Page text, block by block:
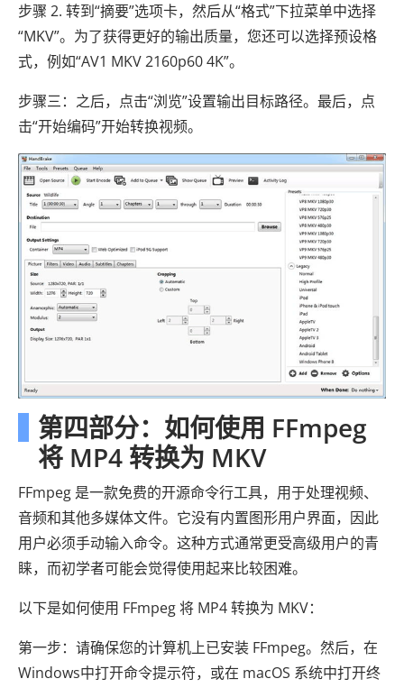
步骤 2. 转到“摘要”选项卡，然后从“格式”下拉菜单中选择
“MKV”。为了获得更好的输出质量，您还可以选择预设格
式，例如“AV1 MKV 2160p60 4K”。
步骤三：之后，点击“浏览”设置输出目标路径。最后，点
击“开始编码”开始转换视频。
第四部分：如何使用 FFmpeg
将 MP4 转换为 MKV
FFmpeg 是一款免费的开源命令行工具，用于处理视频、
音频和其他多媒体文件。它没有内置图形用户界面，因此
用户必须手动输入命令。这种方式通常更受高级用户的青
睐，而初学者可能会觉得使用起来比较困难。
以下是如何使用 FFmpeg 将 MP4 转换为 MKV：
第一步：请确保您的计算机上已安装 FFmpeg。然后，在
Windows中打开命令提示符，或在 macOS 系统中打开终